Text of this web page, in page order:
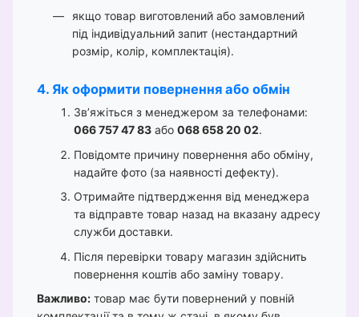
якщо товар виготовлений або замовлений
під індивідуальний запит (нестандартний
розмір, колір, комплектація).
4. Як оформити повернення або обмін
Зв’яжіться з менеджером за телефонами:
066 757 47 83 або 068 658 20 02.
Повідомте причину повернення або обміну,
надайте фото (за наявності дефекту).
Отримайте підтвердження від менеджера
та відправте товар назад на вказану адресу
служби доставки.
Після перевірки товару магазин здійснить
повернення коштів або заміну товару.
Важливо: товар має бути повернений у повній